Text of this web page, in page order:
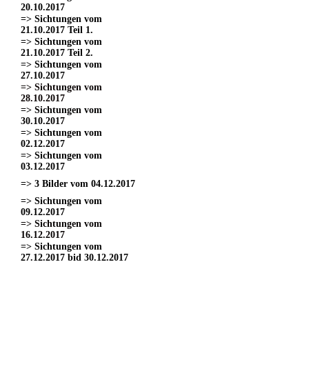
20.10.2017
=> Sichtungen vom
21.10.2017 Teil 1.
=> Sichtungen vom
21.10.2017 Teil 2.
=> Sichtungen vom
27.10.2017
=> Sichtungen vom
28.10.2017
=> Sichtungen vom
30.10.2017
=> Sichtungen vom
02.12.2017
=> Sichtungen vom
03.12.2017
=> 3 Bilder vom 04.12.2017
=> Sichtungen vom
09.12.2017
=> Sichtungen vom
16.12.2017
=> Sichtungen vom
27.12.2017 bid 30.12.2017